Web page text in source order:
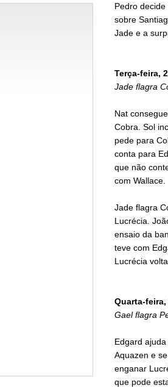
Pedro
sobre
Jade e a
Terça-feira,
Jade flagra
Nat
Cobra. Sol
pede para
conta para
que não
com Wallace.
Jade flagra
Lucrécia.
ensaio da
teve com
Lucrécia
Quarta-feira,
Gael flagra
Edgard
Aquazen e
enganar
que pode